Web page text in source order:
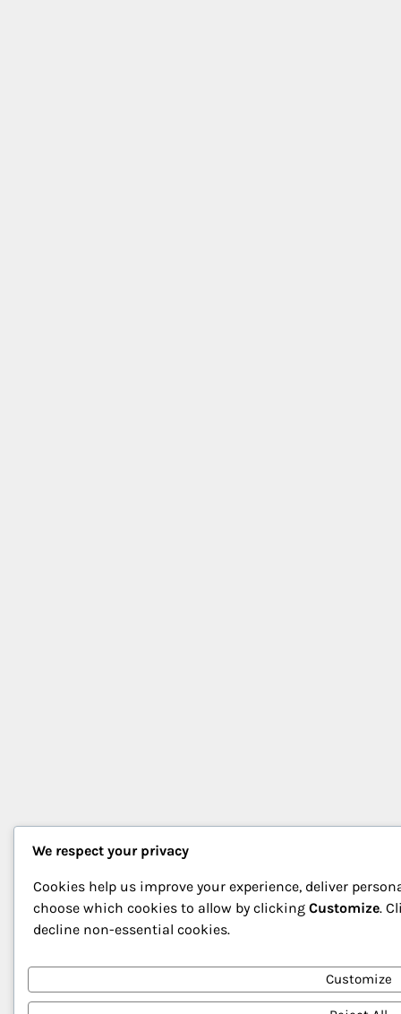
We respect your privacy
Cookies help us improve your experience, deliver
choose which cookies to allow by clicking Customize.
decline non-essential cookies.
Customize